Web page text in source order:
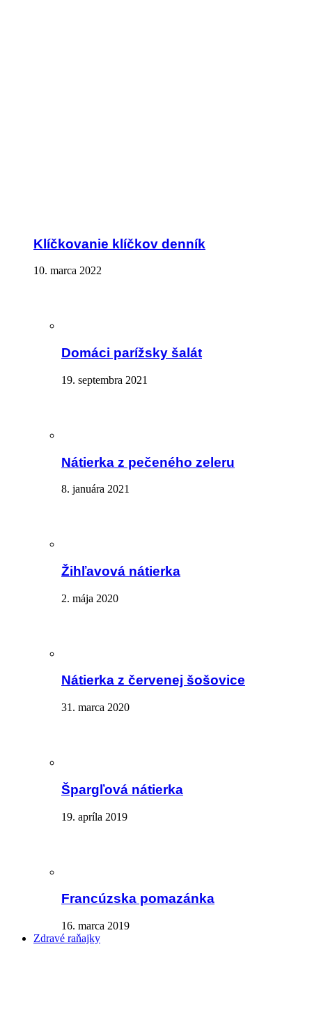
Klíčkovanie klíčkov denník
10. marca 2022
Domáci parížsky šalát
19. septembra 2021
Nátierka z pečeného zeleru
8. januára 2021
Žihľavová nátierka
2. mája 2020
Nátierka z červenej šošovice
31. marca 2020
Špargľová nátierka
19. apríla 2019
Francúzska pomazánka
16. marca 2019
Zdravé raňajky